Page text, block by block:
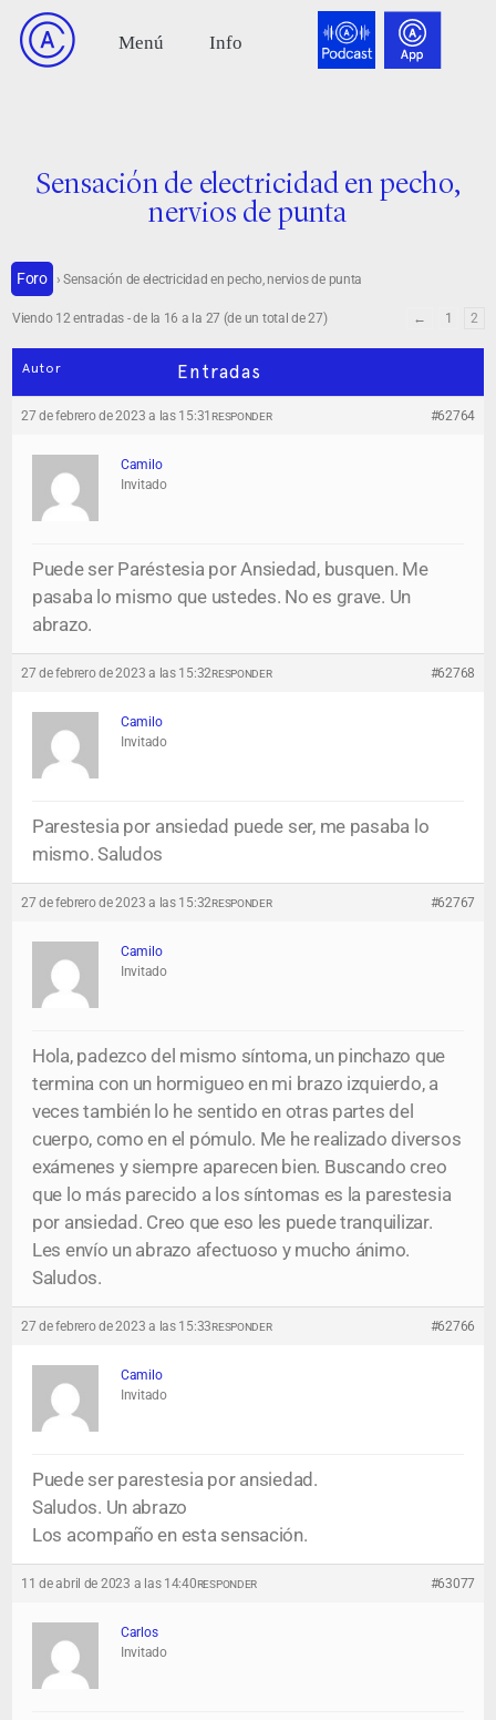
Sensación de electricidad en pecho,
nervios de punta
Foro › Sensación de electricidad en pecho, nervios de punta
Viendo 12 entradas - de la 16 a la 27 (de un total de 27) ← 1 2
Autor Entradas
27 de febrero de 2023 a las 15:31 #62764
RESPONDER
Camilo
Invitado
Puede ser Paréstesia por Ansiedad, busquen. Me
pasaba lo mismo que ustedes. No es grave. Un
abrazo.
27 de febrero de 2023 a las 15:32 #62768
RESPONDER
Camilo
Invitado
Parestesia por ansiedad puede ser, me pasaba lo
mismo. Saludos
27 de febrero de 2023 a las 15:32 #62767
RESPONDER
Camilo
Invitado
Hola, padezco del mismo síntoma, un pinchazo que
termina con un hormigueo en mi brazo izquierdo, a
veces también lo he sentido en otras partes del
cuerpo, como en el pómulo. Me he realizado diversos
exámenes y siempre aparecen bien. Buscando creo
que lo más parecido a los síntomas es la parestesia
por ansiedad. Creo que eso les puede tranquilizar.
Les envío un abrazo afectuoso y mucho ánimo.
Saludos.
27 de febrero de 2023 a las 15:33 #62766
RESPONDER
Camilo
Invitado
Puede ser parestesia por ansiedad.
Saludos. Un abrazo
Los acompaño en esta sensación.
11 de abril de 2023 a las 14:40 #63077
RESPONDER
Carlos
Invitado